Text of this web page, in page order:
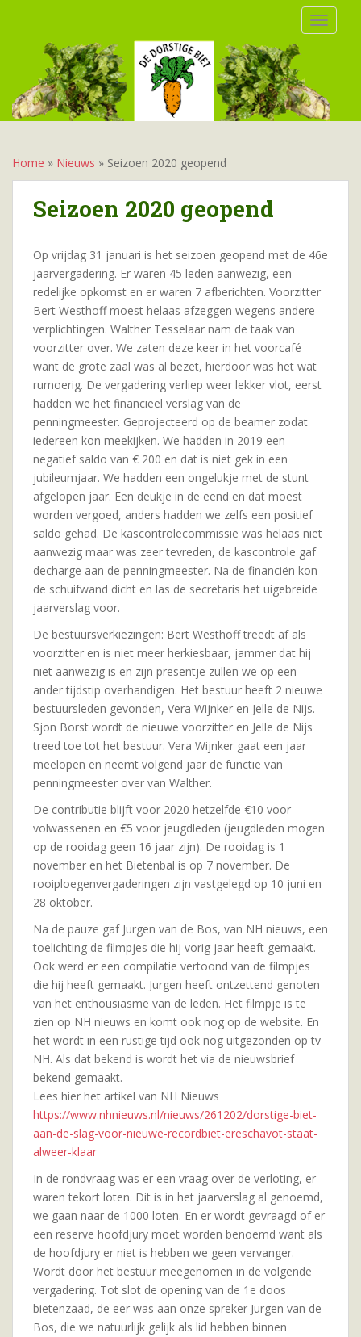
m
Home » Nieuws » Seizoen 2020 geopend
Seizoen 2020 geopend
Op vrijdag 31 januari is het seizoen geopend met de 46e
jaarvergadering. Er waren 45 leden aanwezig, een
redelijke opkomst en er waren 7 afberichten. Voorzitter
Bert Westhoff moest helaas afzeggen wegens andere
verplichtingen. Walther Tesselaar nam de taak van
voorzitter over. We zaten deze keer in het voorcafé
want de grote zaal was al bezet, hierdoor was het wat
rumoerig. De vergadering verliep weer lekker vlot, eerst
hadden we het financieel verslag van de
penningmeester. Geprojecteerd op de beamer zodat
iedereen kon meekijken. We hadden in 2019 een
negatief saldo van € 200 en dat is niet gek in een
jubileumjaar. We hadden een ongelukje met de stunt
afgelopen jaar. Een deukje in de eend en dat moest
worden vergoed, anders hadden we zelfs een positief
saldo gehad. De kascontrolecommissie was helaas niet
aanwezig maar was zeer tevreden, de kascontrole gaf
decharge aan de penningmeester. Na de financiën kon
de schuifwand dicht en las de secretaris het uigebreide
jaarverslag voor.
De bestuursverkiezingen: Bert Westhoff treedt af als
voorzitter en is niet meer herkiesbaar, jammer dat hij
niet aanwezig is en zijn presentje zullen we op een
ander tijdstip overhandigen. Het bestuur heeft 2 nieuwe
bestuursleden gevonden, Vera Wijnker en Jelle de Nijs.
Sjon Borst wordt de nieuwe voorzitter en Jelle de Nijs
treed toe tot het bestuur. Vera Wijnker gaat een jaar
meelopen en neemt volgend jaar de functie van
penningmeester over van Walther.
De contributie blijft voor 2020 hetzelfde €10 voor
volwassenen en €5 voor jeugdleden (jeugdleden mogen
op de rooidag geen 16 jaar zijn). De rooidag is 1
november en het Bietenbal is op 7 november. De
rooiploegenvergaderingen zijn vastgelegd op 10 juni en
28 oktober.
Na de pauze gaf Jurgen van de Bos, van NH nieuws, een
toelichting de filmpjes die hij vorig jaar heeft gemaakt.
Ook werd er een compilatie vertoond van de filmpjes
die hij heeft gemaakt. Jurgen heeft ontzettend genoten
van het enthousiasme van de leden. Het filmpje is te
zien op NH nieuws en komt ook nog op de website. En
het wordt in een rustige tijd ook nog uitgezonden op tv
NH. Als dat bekend is wordt het via de nieuwsbrief
bekend gemaakt.
Lees hier het artikel van NH Nieuws
https://www.nhnieuws.nl/nieuws/261202/dorstige-biet-
aan-de-slag-voor-nieuwe-recordbiet-ereschavot-staat-
alweer-klaar
In de rondvraag was er een vraag over de verloting, er
waren tekort loten. Dit is in het jaarverslag al genoemd,
we gaan naar de 1000 loten. En er wordt gevraagd of er
een reserve hoofdjury moet worden benoemd want als
de hoofdjury er niet is hebben we geen vervanger.
Wordt door het bestuur meegenomen in de volgende
vergadering. Tot slot de opening van de 1e doos
bietenzaad, de eer was aan onze spreker Jurgen van de
Bos, die we natuurlijk gelijk als lid hebben binnen